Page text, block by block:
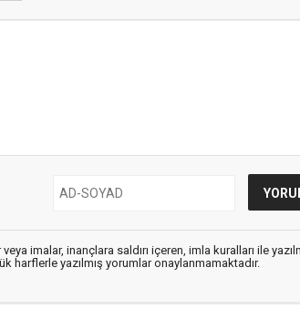
imalar, inançlara saldırı içeren, imla kuralları ile
harflerle yazılmış yorumlar onaylanmamaktadır.